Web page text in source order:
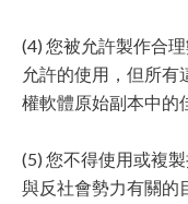
(4) 您被允許製作合
允許的使用，但所有
權軟體原始副本中的
(5) 您不得使用或複
與反社會勢力有關的